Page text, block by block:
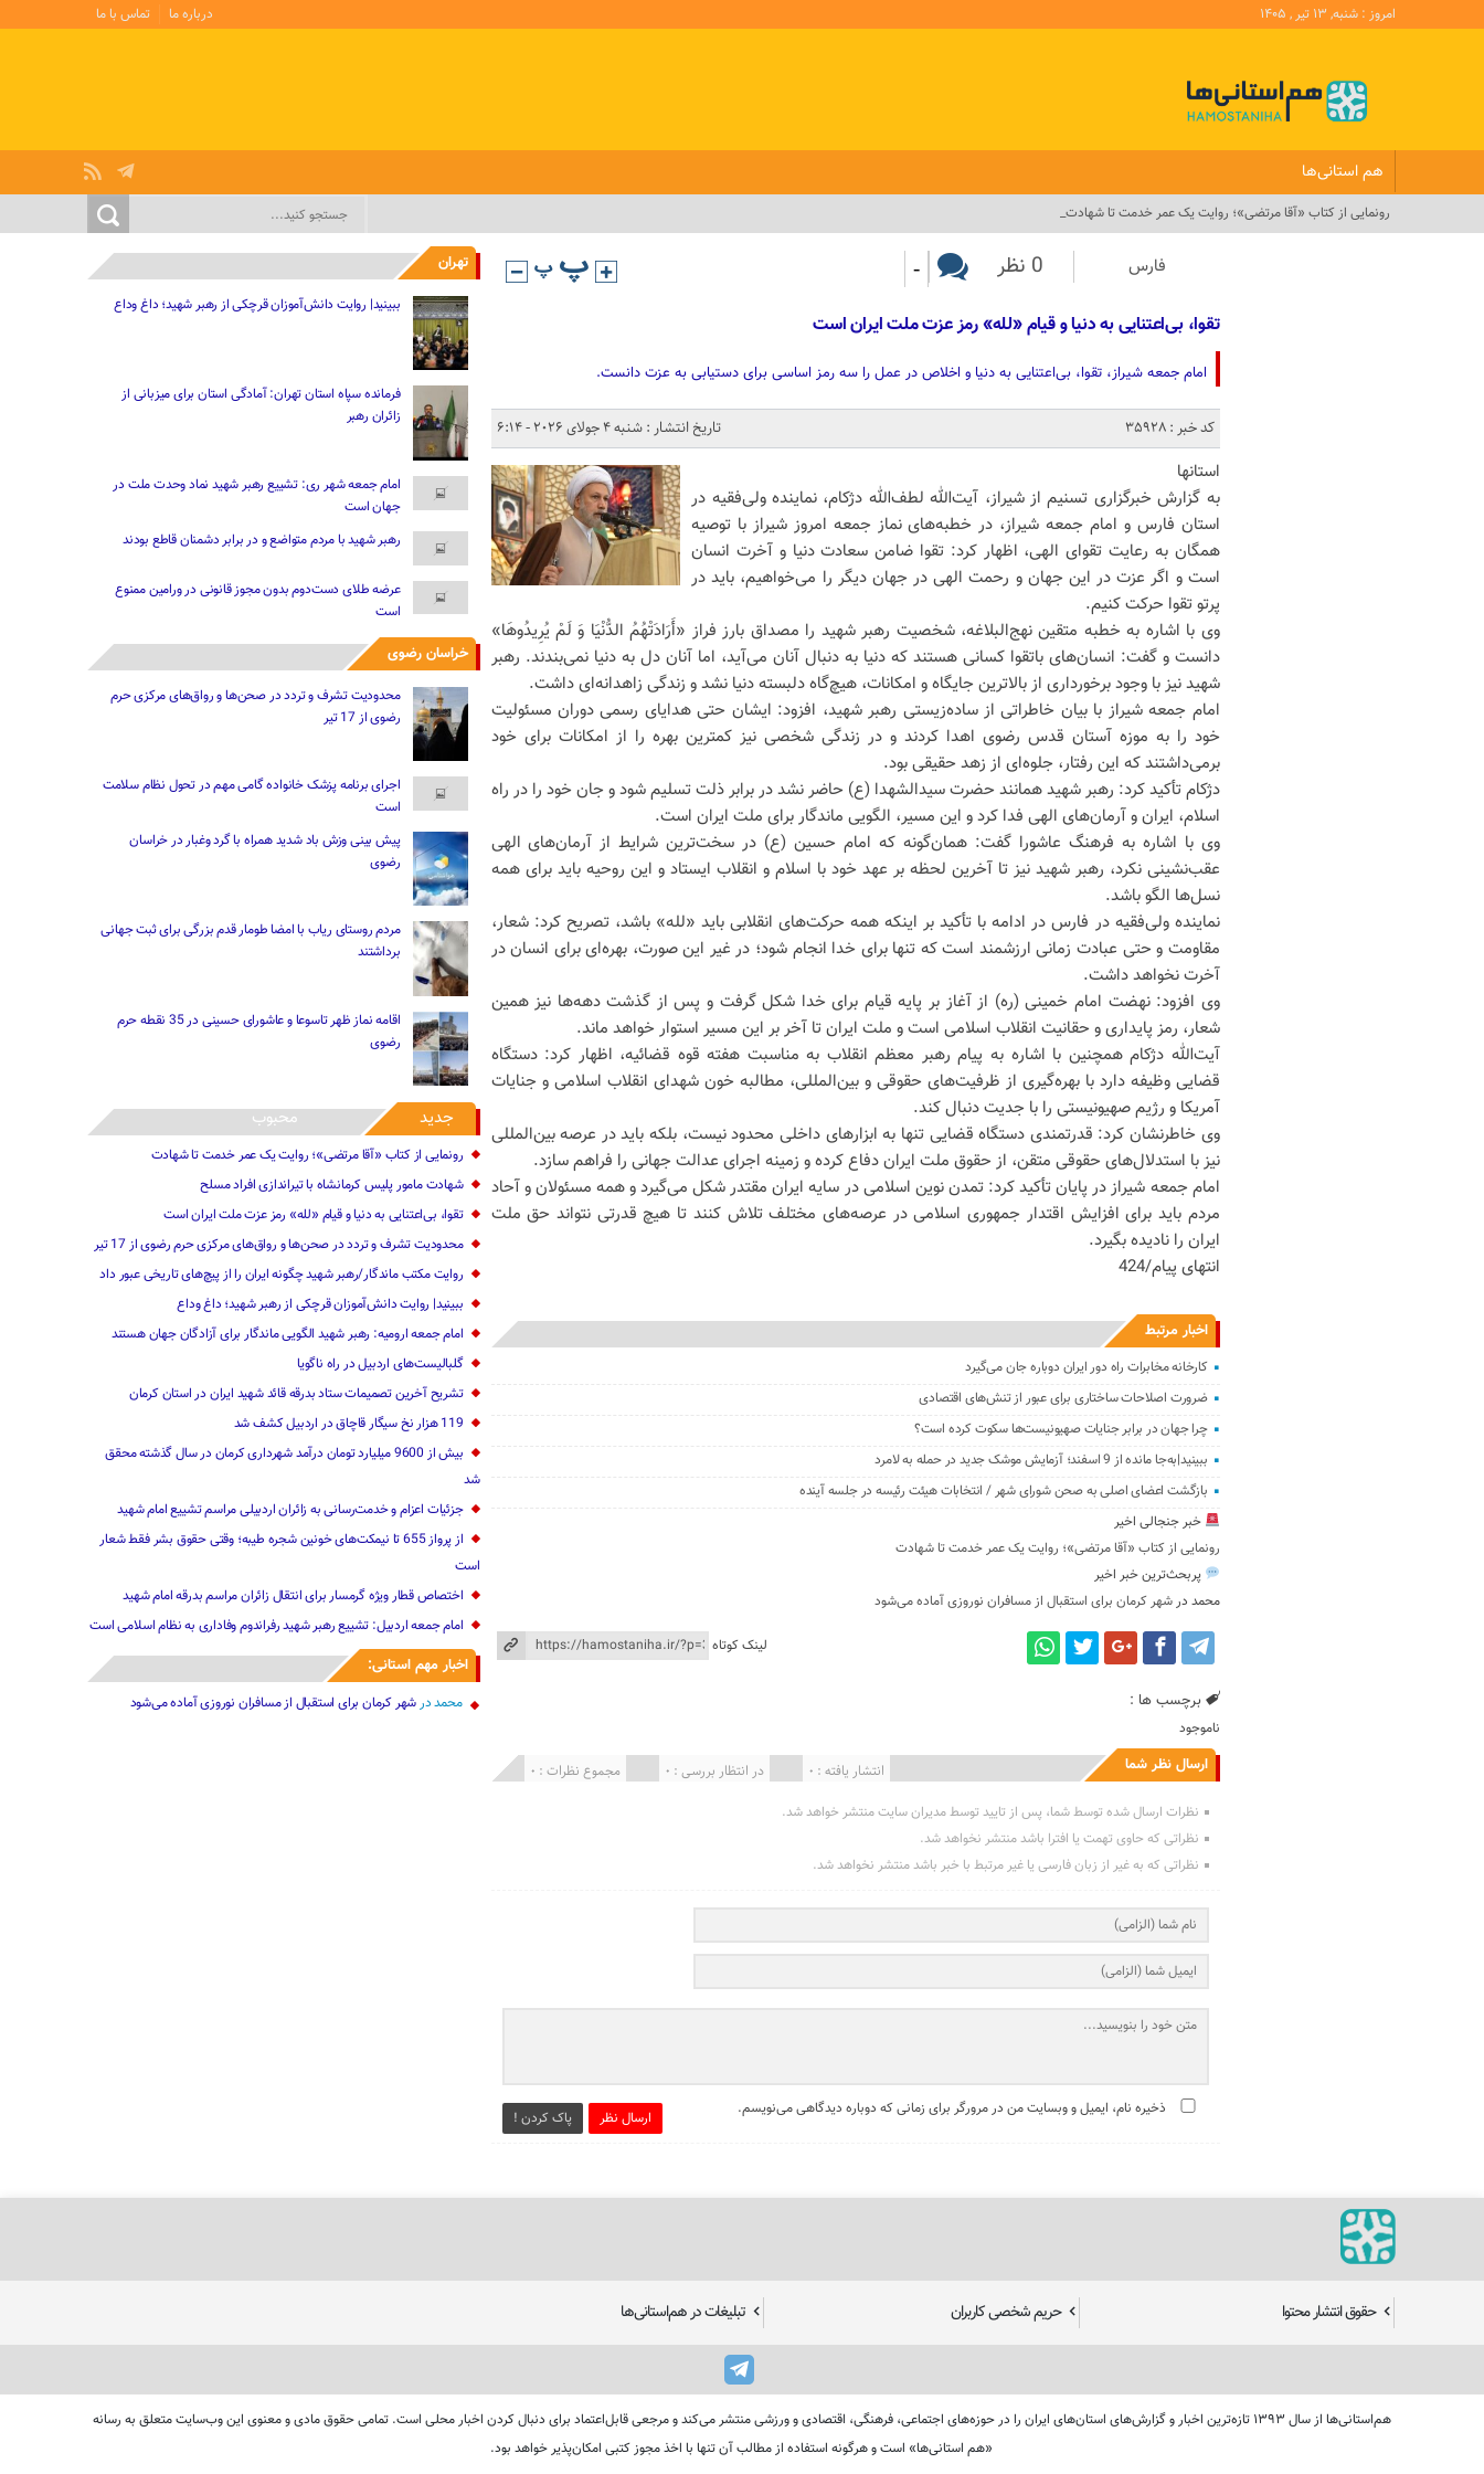
امروز : شنبه, ۱۳ تیر , ۱۴۰۵ درباره ما تماس با ما
هم استانی‌ها
رونمایی از کتاب «آقا مرتضی»؛ روایت یک عمر خدمت تا شهادت_
فارس 0 نظر -
تقوا، بی‌اعتنایی به دنیا و قیام «لله» رمز عزت ملت ایران است
امام جمعه شیراز، تقوا، بی‌اعتنایی به دنیا و اخلاص در عمل را سه رمز اساسی برای دستیابی به عزت دانست.
کد خبر : 35928
تاریخ انتشار : شنبه 4 جولای 2026 - 6:14
استانها
به گزارش خبرگزاری تسنیم از شیراز، آیت‌الله لطف‌الله دژکام، نماینده ولی‌فقیه در
استان فارس و امام جمعه شیراز، در خطبه‌های نماز جمعه امروز شیراز با توصیه
همگان به رعایت تقوای الهی، اظهار کرد: تقوا ضامن سعادت دنیا و آخرت انسان
است و اگر عزت در این جهان و رحمت الهی در جهان دیگر را می‌خواهیم، باید در
پرتو تقوا حرکت کنیم.
وی با اشاره به خطبه متقین نهج‌البلاغه، شخصیت رهبر شهید را مصداق بارز فراز «أَرَادَتْهُمُ الدُّنْیَا وَ لَمْ یُرِیدُوهَا»
دانست و گفت: انسان‌های باتقوا کسانی هستند که دنیا به دنبال آنان می‌آید، اما آنان دل به دنیا نمی‌بندند. رهبر
شهید نیز با وجود برخورداری از بالاترین جایگاه و امکانات، هیچ‌گاه دلبسته دنیا نشد و زندگی زاهدانه‌ای داشت.
امام جمعه شیراز با بیان خاطراتی از ساده‌زیستی رهبر شهید، افزود: ایشان حتی هدایای رسمی دوران مسئولیت
خود را به موزه آستان قدس رضوی اهدا کردند و در زندگی شخصی نیز کمترین بهره را از امکانات برای خود
برمی‌داشتند که این رفتار، جلوه‌ای از زهد حقیقی بود.
دژکام تأکید کرد: رهبر شهید همانند حضرت سیدالشهدا (ع) حاضر نشد در برابر ذلت تسلیم شود و جان خود را در راه
اسلام، ایران و آرمان‌های الهی فدا کرد و این مسیر، الگویی ماندگار برای ملت ایران است.
وی با اشاره به فرهنگ عاشورا گفت: همان‌گونه که امام حسین (ع) در سخت‌ترین شرایط از آرمان‌های الهی
عقب‌نشینی نکرد، رهبر شهید نیز تا آخرین لحظه بر عهد خود با اسلام و انقلاب ایستاد و این روحیه باید برای همه
نسل‌ها الگو باشد.
نماینده ولی‌فقیه در فارس در ادامه با تأکید بر اینکه همه حرکت‌های انقلابی باید «لله» باشد، تصریح کرد: شعار،
مقاومت و حتی عبادت زمانی ارزشمند است که تنها برای خدا انجام شود؛ در غیر این صورت، بهره‌ای برای انسان در
آخرت نخواهد داشت.
وی افزود: نهضت امام خمینی (ره) از آغاز بر پایه قیام برای خدا شکل گرفت و پس از گذشت دهه‌ها نیز همین
شعار، رمز پایداری و حقانیت انقلاب اسلامی است و ملت ایران تا آخر بر این مسیر استوار خواهد ماند.
آیت‌الله دژکام همچنین با اشاره به پیام رهبر معظم انقلاب به مناسبت هفته قوه قضائیه، اظهار کرد: دستگاه
قضایی وظیفه دارد با بهره‌گیری از ظرفیت‌های حقوقی و بین‌المللی، مطالبه خون شهدای انقلاب اسلامی و جنایات
آمریکا و رژیم صهیونیستی را با جدیت دنبال کند.
وی خاطرنشان کرد: قدرتمندی دستگاه قضایی تنها به ابزار‌های داخلی محدود نیست، بلکه باید در عرصه بین‌المللی
نیز با استدلال‌های حقوقی متقن، از حقوق ملت ایران دفاع کرده و زمینه اجرای عدالت جهانی را فراهم سازد.
امام جمعه شیراز در پایان تأکید کرد: تمدن نوین اسلامی در سایه ایران مقتدر شکل می‌گیرد و همه مسئولان و آحاد
مردم باید برای افزایش اقتدار جمهوری اسلامی در عرصه‌های مختلف تلاش کنند تا هیچ قدرتی نتواند حق ملت
ایران را نادیده بگیرد.
انتهای پیام/424
اخبار مرتبط
کارخانه مخابرات راه دور ایران دوباره جان می‌گیرد
ضرورت اصلاحات ساختاری برای عبور از تنش‌های اقتصادی
چرا جهان در برابر جنایات صهیونیست‌ها سکوت کرده است؟
ببینید|به‌جا مانده از 9 اسفند؛ آزمایش موشک جدید در حمله به لامرد
بازگشت اعضای اصلی به صحن شورای شهر / انتخابات هیئت رئیسه در جلسه آینده
خبر جنجالی اخیر
رونمایی از کتاب «آقا مرتضی»؛ روایت یک عمر خدمت تا شهادت
پربحث‌ترین خبر اخیر
محمد درشهر کرمان برای استقبال از مسافران نوروزی آماده می‌شود
لینک کوتاه
برچسب ها :
ناموجود
ارسال نظر شما مجموع نظرات : 0 در انتظار بررسی : 0 انتشار یافته : 0
نظرات ارسال شده توسط شما، پس از تایید توسط مدیران سایت منتشر خواهد شد.
نظراتی که حاوی تهمت یا افترا باشد منتشر نخواهد شد.
نظراتی که به غیر از زبان فارسی یا غیر مرتبط با خبر باشد منتشر نخواهد شد.
ارسال نظر پاک کردن ! ذخیره نام، ایمیل و وبسایت من در مرورگر برای زمانی که دوباره دیدگاهی می‌نویسم.
تهران
ببینید| ‌‌روایت دانش‌آموزان قرچکی از رهبر شهید؛ داغ وداع
فرمانده سپاه استان تهران: آمادگی استان برای میزبانی از
زائران رهبر
امام جمعه شهر ری: تشییع رهبر شهید نماد وحدت ملت در
جهان است
رهبر شهید با مردم متواضع و در برابر دشمنان قاطع بودند
عرضه طلای دست‌دوم بدون مجوز قانونی در ورامین ممنوع
است
خراسان رضوی
محدودیت‌ تشرف و تردد در صحن‌ها و رواق‌های مرکزی حرم
رضوی از 17 تیر
اجرای برنامه پزشک خانواده گامی مهم در تحول نظام سلامت
است
پیش بینی وزش باد شدید همراه با گرد وغبار در خراسان
رضوی
مردم روستای ریاب با امضا طومار قدم بزرگی برای ثبت جهانی
برداشتند
اقامه نماز ظهر تاسوعا و عاشورای حسینی در 35 نقطه حرم
رضوی
جدید محبوب
رونمایی از کتاب «آقا مرتضی»؛ روایت یک عمر خدمت تا شهادت
شهادت مامور پلیس کرمانشاه با تیراندازی افراد مسلح
تقوا، بی‌اعتنایی به دنیا و قیام «لله» رمز عزت ملت ایران است
محدودیت‌ تشرف و تردد در صحن‌ها و رواق‌های مرکزی حرم رضوی از 17 تیر
روایت مکتب ماندگار/رهبر شهید چگونه ایران را از پیچ‌های تاریخی عبور داد
ببینید| ‌‌روایت دانش‌آموزان قرچکی از رهبر شهید؛ داغ وداع
امام جمعه ارومیه: رهبر شهید الگویی ماندگار برای آزادگان جهان هستند
گلبالیست‌های اردبیل در راه ناگویا
تشریح آخرین تصمیمات ستاد بدرقه قائد شهید ایران در استان کرمان
119 هزار نخ سیگار قاچاق در اردبیل کشف شد
بیش از 9600 میلیارد تومان درآمد شهرداری کرمان در سال گذشته محقق
شد
جزئیات اعزام و خدمت‌رسانی به زائران اردبیلی مراسم تشییع امام شهید
از پرواز 655 تا نیمکت‌های خونین شجره طیبه؛ وقتی حقوق بشر فقط شعار
است
اختصاص قطار ویژه گرمسار برای انتقال زائران مراسم بدرقه امام شهید
امام جمعه اردبیل: تشییع رهبر شهید رفراندوم وفاداری به نظام اسلامی است
اخبار مهم استانی:
محمددرشهر کرمان برای استقبال از مسافران نوروزی آماده می‌شود
حقوق انتشار محتوا حریم شخصی کاربران تبلیغات در هم‌استانی‌ها
هم‌استانی‌ها از سال ۱۳۹۳ تازه‌ترین اخبار و گزارش‌های استان‌های ایران را در حوزه‌های اجتماعی، فرهنگی، اقتصادی و ورزشی منتشر می‌کند و مرجعی قابل‌اعتماد برای دنبال کردن اخبار محلی است. تمامی حقوق مادی و معنوی این وب‌سایت متعلق به رسانه
«هم استانی‌ها» است و هرگونه استفاده از مطالب آن تنها با اخذ مجوز کتبی امکان‌پذیر خواهد بود.